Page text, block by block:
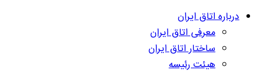
درباره اتاق ایران
معرفی اتاق ایران
ساختار اتاق ایران
هیئت رئیسه